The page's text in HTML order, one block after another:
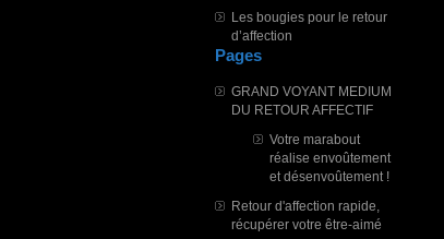
Les bougies pour le retour
d’affection
Pages
GRAND VOYANT MEDIUM
DU RETOUR AFFECTIF
Votre marabout
réalise envoûtement
et désenvoûtement !
Retour d'affection rapide,
récupérer votre être-aimé